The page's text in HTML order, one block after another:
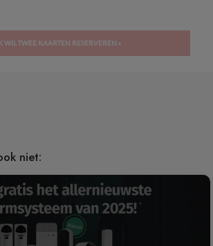
WIL TWEE KAARTEN RESERVEREN »
niet: